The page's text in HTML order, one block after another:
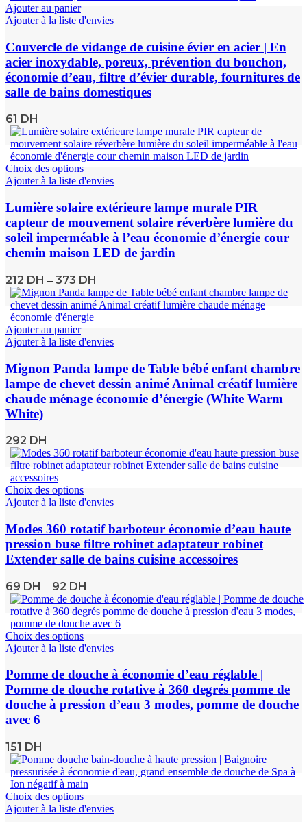
Ajouter au panier
Ajouter à la liste d'envies
Couvercle de vidange de cuisine évier en acier | En
acier inoxydable, poreux, prévention du bouchon,
économie d’eau, filtre d’évier durable, fournitures de
salle de bains domestiques
61 DH
Choix des options
Ajouter à la liste d'envies
Lumière solaire extérieure lampe murale PIR
capteur de mouvement solaire réverbère lumière du
soleil imperméable à l’eau économie d’énergie cour
chemin maison LED de jardin
212 DH – 373 DH
Ajouter au panier
Ajouter à la liste d'envies
Mignon Panda lampe de Table bébé enfant chambre
lampe de chevet dessin animé Animal créatif lumière
chaude ménage économie d’énergie (White Warm
White)
292 DH
Choix des options
Ajouter à la liste d'envies
Modes 360 rotatif barboteur économie d’eau haute
pression buse filtre robinet adaptateur robinet
Extender salle de bains cuisine accessoires
69 DH – 92 DH
Choix des options
Ajouter à la liste d'envies
Pomme de douche à économie d’eau réglable |
Pomme de douche rotative à 360 degrés pomme de
douche à pression d’eau 3 modes, pomme de douche
avec 6
151 DH
Choix des options
Ajouter à la liste d'envies